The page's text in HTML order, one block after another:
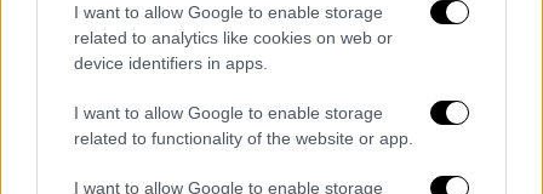
I want to allow Google to enable storage
related to analytics like cookies on web or
device identifiers in apps.
I want to allow Google to enable storage
related to functionality of the website or app.
I want to allow Google to enable storage
επιτροπής με τον Πρωθυπουργό. Ο
Περιφερειάρχης ζήτησε να υποβληθούν νέες
διορθωτικές προτάσεις, ενέργεια που δεν
υλοποίησε.